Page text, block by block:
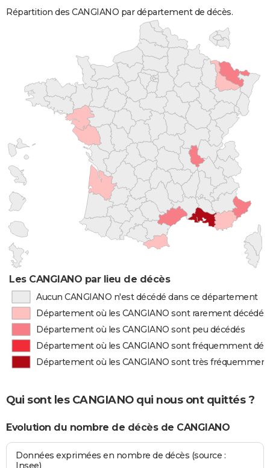
Répartition des CANGIANO par département de décès.
Les CANGIANO par lieu de décès
Aucun CANGIANO n'est décédé dans ce département
Département où les CANGIANO sont rarement décédés
Département où les CANGIANO sont peu décédés
Département où les CANGIANO sont fréquemment
Département où les CANGIANO sont très
Qui sont les CANGIANO qui nous ont quittés ?
Evolution du nombre de décès de CANGIANO
Données exprimées en nombre de décès (source :
Insee)